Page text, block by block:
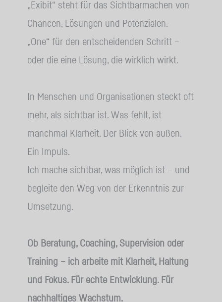
„Exibit“ steht für das Sichtbarmachen von
Chancen, Lösungen und Potenzialen.
„One“ für den entscheidenden Schritt –
oder die eine Lösung, die wirklich wirkt.
In Menschen und Organisationen steckt oft
mehr, als sichtbar ist. Was fehlt, ist
manchmal Klarheit. Der Blick von außen.
Ein Impuls.
Ich mache sichtbar, was möglich ist – und
begleite den Weg von der Erkenntnis zur
Umsetzung.
Ob Beratung, Coaching, Supervision oder
Training – ich arbeite mit Klarheit, Haltung
und Fokus. Für echte Entwicklung. Für
nachhaltiges Wachstum.